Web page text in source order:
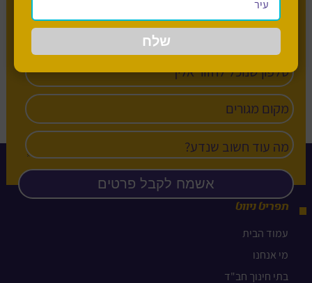
מעוניין לשמוע עוד על בית חינוך חב”ד?
תפריט ניווט
עמוד הבית
מי אנחנו
בתי חינוך חב"ד